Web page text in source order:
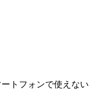
トフォンで使えない